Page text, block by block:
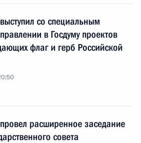
со специальным
в Госдуму проектов
флаг и герб Российской
расширенное заседание
совета